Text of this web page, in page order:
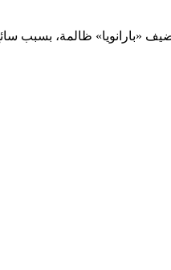
«بارانويا» ظالمة، بسبب